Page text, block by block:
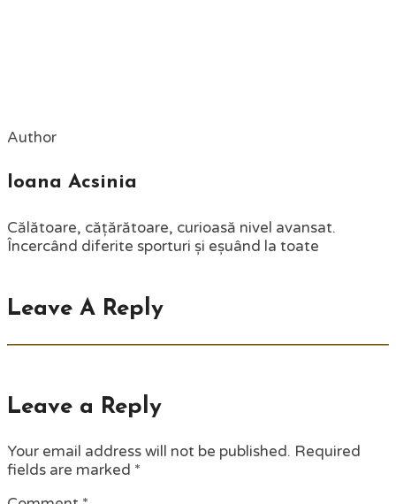
Author
Ioana Acsinia
Călătoare, cățărătoare, curioasă nivel avansat.
Încercând diferite sporturi și eșuând la toate
Leave A Reply
Leave a Reply
Your email address will not be published. Required
fields are marked *